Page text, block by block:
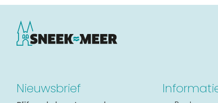
Nieuwsbrief